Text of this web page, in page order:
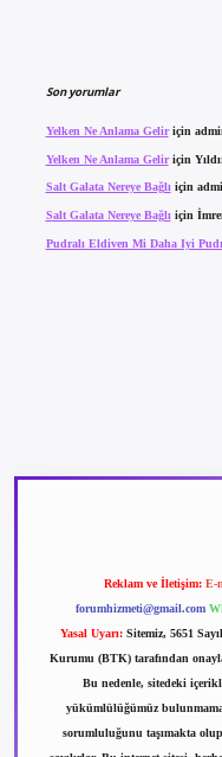
Son yorumlar
Yelken Ne Anlama Geliriçin
Yelken Ne Anlama Geliriçin
Salt Galata Nereye Bağlıiçin
Salt Galata Nereye Bağlı için
Pudralı Eldiven Mi Daha Iyi
Reklam ve İletişim: E-
forumhizmeti@gmail.com
Yasal Uyarı: Sitemiz, 5651
Kurumu (BTK) tarafından
Bu nedenle, sitedeki
yükümlülüğümüz
sorumluluğunu taşımakta